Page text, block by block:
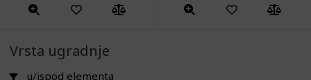
Vrsta ugradnje
u/ispod elementa